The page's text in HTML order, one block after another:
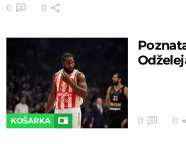
0 0
KOŠARKA 0 0